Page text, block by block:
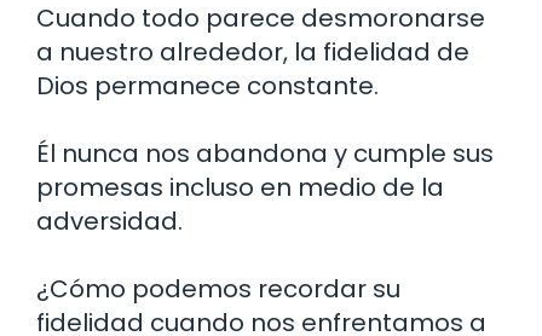
Cuando todo parece desmoronarse
a nuestro alrededor, la fidelidad de
Dios permanece constante.
Él nunca nos abandona y cumple sus
promesas incluso en medio de la
adversidad.
¿Cómo podemos recordar su
fidelidad cuando nos enfrentamos a